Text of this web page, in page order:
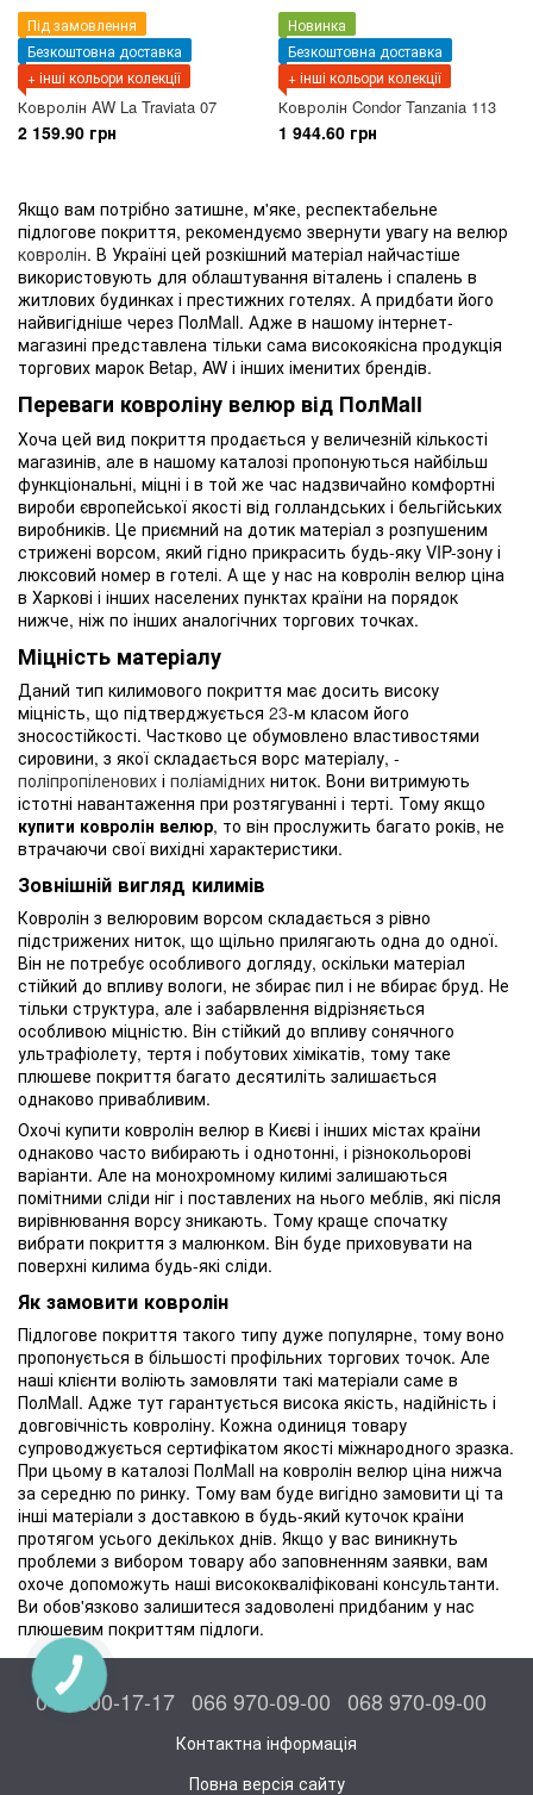
Під замовлення
Безкоштовна доставка
+ інші кольори колекції
Ковролін AW La Traviata 07
2 159.90 грн
Новинка
Безкоштовна доставка
+ інші кольори колекції
Ковролін Condor Tanzania 113
1 944.60 грн
Якщо вам потрібно затишне, м'яке, респектабельне
підлогове покриття, рекомендуємо звернути увагу на велюр
ковролін. В Україні цей розкішний матеріал найчастіше
використовують для облаштування віталень і спалень в
житлових будинках і престижних готелях. А придбати його
найвигідніше через ПолMall. Адже в нашому інтернет-
магазині представлена тільки сама високоякісна продукція
торгових марок Betap, AW і інших іменитих брендів.
Переваги ковроліну велюр від ПолMall
Хоча цей вид покриття продається у величезній кількості
магазинів, але в нашому каталозі пропонуються найбільш
функціональні, міцні і в той же час надзвичайно комфортні
вироби європейської якості від голландських і бельгійських
виробників. Це приємний на дотик матеріал з розпушеним
стрижені ворсом, який гідно прикрасить будь-яку VIP-зону і
люксовий номер в готелі. А ще у нас на ковролін велюр ціна
в Харкові і інших населених пунктах країни на порядок
нижче, ніж по інших аналогічних торгових точках.
Міцність матеріалу
Даний тип килимового покриття має досить високу
міцність, що підтверджується 23-м класом його
зносостійкості. Частково це обумовлено властивостями
сировини, з якої складається ворс матеріалу, -
поліпропіленових і поліамідних ниток. Вони витримують
істотні навантаження при розтягуванні і терті. Тому якщо
купити ковролін велюр, то він прослужить багато років, не
втрачаючи свої вихідні характеристики.
Зовнішній вигляд килимів
Ковролін з велюровим ворсом складається з рівно
підстрижених ниток, що щільно прилягають одна до одної.
Він не потребує особливого догляду, оскільки матеріал
стійкий до впливу вологи, не збирає пил і не вбирає бруд. Не
тільки структура, але і забарвлення відрізняється
особливою міцністю. Він стійкий до впливу сонячного
ультрафіолету, тертя і побутових хімікатів, тому таке
плюшеве покриття багато десятиліть залишається
однаково привабливим.
Охочі купити ковролін велюр в Києві і інших містах країни
однаково часто вибирають і однотонні, і різнокольорові
варіанти. Але на монохромному килимі залишаються
помітними сліди ніг і поставлених на нього меблів, які після
вирівнювання ворсу зникають. Тому краще спочатку
вибрати покриття з малюнком. Він буде приховувати на
поверхні килима будь-які сліди.
Як замовити ковролін
Підлогове покриття такого типу дуже популярне, тому воно
пропонується в більшості профільних торгових точок. Але
наші клієнти воліють замовляти такі матеріали саме в
ПолMall. Адже тут гарантується висока якість, надійність і
довговічність ковроліну. Кожна одиниця товару
супроводжується сертифікатом якості міжнародного зразка.
При цьому в каталозі ПолMall на ковролін велюр ціна нижча
за середню по ринку. Тому вам буде вигідно замовити ці та
інші матеріали з доставкою в будь-який куточок країни
протягом усього декількох днів. Якщо у вас виникнуть
проблеми з вибором товару або заповненням заявки, вам
охоче допоможуть наші висококваліфіковані консультанти.
Ви обов'язково залишитеся задоволені придбаним у нас
плюшевим покриттям підлоги.
044 300-17-17 066 970-09-00 068 970-09-00
Контактна інформація
Повна версія сайту
КНОПКА
ЗВ'ЯЗКУ